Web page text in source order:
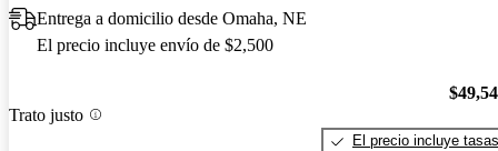
Entrega a domicilio desde Omaha, NE
El precio incluye envío de $2,500
Trato justo
El precio incluye tasas